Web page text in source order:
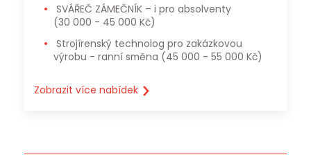
SVÁŘEČ ZÁMEČNÍK – i pro absolventy
(30 000 - 45 000 Kč)
výrobu - ranní směna (45 000 - 55 000 Kč)
Zobrazit více nabídek